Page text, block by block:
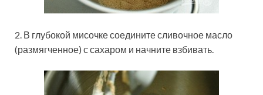
2. В глубокой мисочке соедините сливочное масло
(размягченное) с сахаром и начните взбивать.